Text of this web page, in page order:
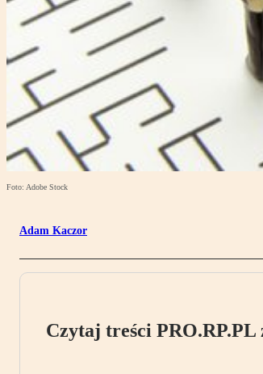
Foto: Adobe Stock
Adam Kaczor
Czytaj treści PRO.RP.PL